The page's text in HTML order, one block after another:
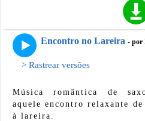
Encontro no Lareira - por
> Rastrear versões
Música romântica de
aquele encontro relaxante
à lareira.